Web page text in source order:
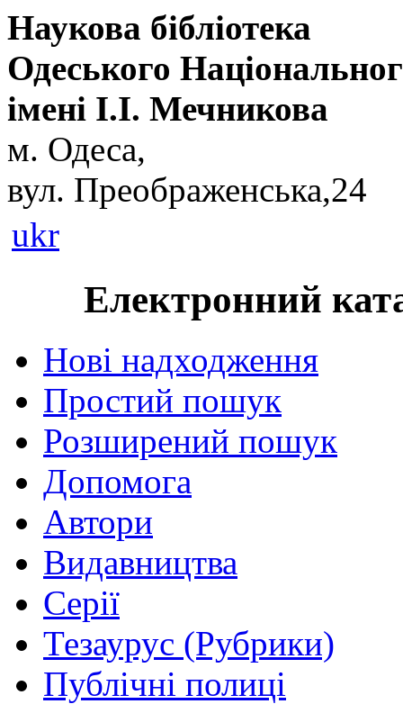
Наукова бібліотека
Одеського
імені І.І. Мечникова
м. Одеса,
вул. Преображенська,24
ukr
Електронний
Нові надходження
Простий пошук
Розширений пошук
Допомога
Автори
Видавництва
Серії
Тезаурус (Рубрики)
Публічні полиці